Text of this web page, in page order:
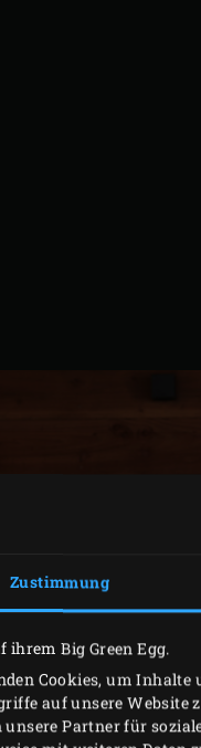
Zustimmung
ihrem Big Green Egg.
Cookies, um Inhalte
auf unsere
unsere Partner für